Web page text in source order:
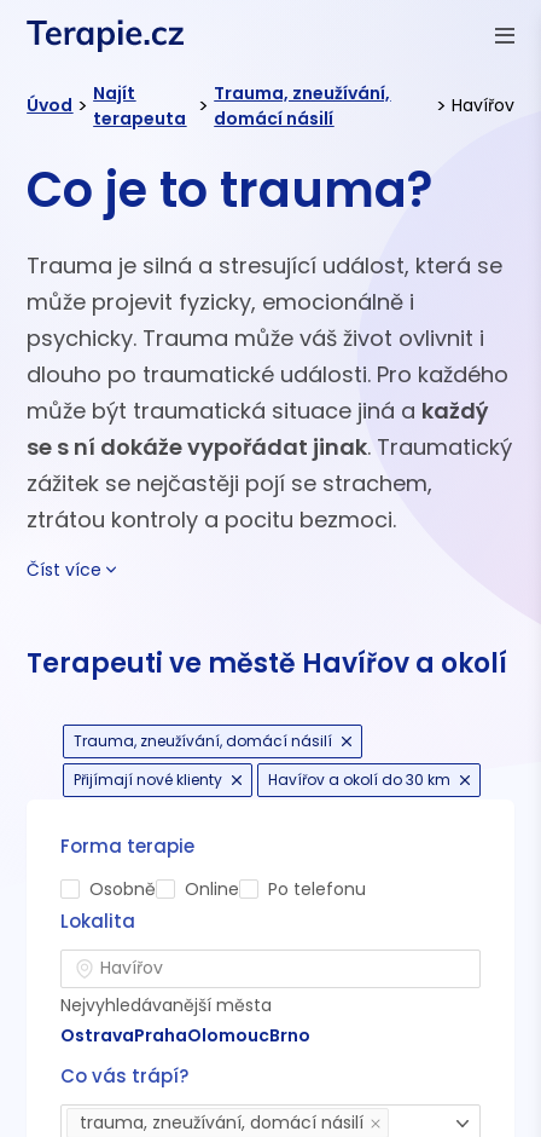
Úvod > Najít
terapeuta > Trauma, zneužívání,
domácí násilí
> Havířov
Co je to trauma?
Trauma je silná a stresující událost, která se
může projevit fyzicky, emocionálně i
psychicky. Trauma může váš život ovlivnit i
dlouho po traumatické události. Pro každého
může být traumatická situace jiná a každý
se s ní dokáže vypořádat jinak. Traumatický
zážitek se nejčastěji pojí se strachem,
ztrátou kontroly a pocitu bezmoci.
Číst více
Terapeuti ve městě Havířov a okolí
Forma terapie
Osobně Online Po telefonu
Lokalita
Nejvyhledávanější města
OstravaPrahaOlomoucBrno
Co vás trápí?
trauma, zneužívání, domácí násilí
Trauma, zneužívání, domácí násilí
Přijímají nové klienty
Havířov a okolí do 30 km